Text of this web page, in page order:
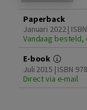
Paperback
Januari 2022 |
Vandaag besteld,
E-book
Juli 2015 | ISBN
Direct via e-mail